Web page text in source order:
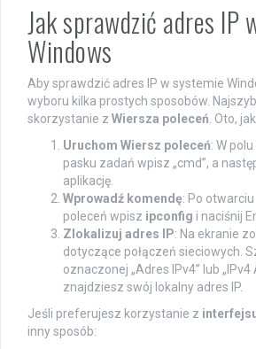
Jak sprawdzić adres IP
Windows
Aby sprawdzić adres IP w systemie
wyboru kilka prostych sposobów.
skorzystanie z Wiersza poleceń . Oto,
Uruchom Wiersz poleceń: W
pasku zadań wpisz „cmd”, a
aplikację.
Wprowadź komendę: Po
poleceń wpisz ipconfig i naciśnij
Zlokalizuj adres IP: Na ekranie
dotyczące połączeń sieciowych.
oznaczonej „Adres IPv4” lub „IPv4
znajdziesz swój lokalny adres IP.
Jeśli preferujesz korzystanie z
inny sposób: